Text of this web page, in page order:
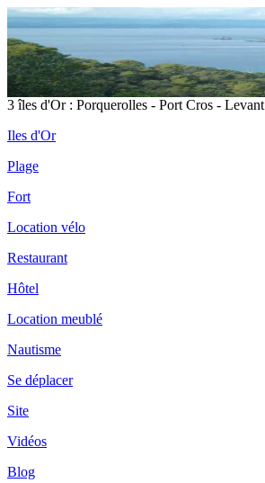
3 îles d'Or : Porquerolles - Port Cros - Levant
Iles d'Or
Plage
Fort
Location vélo
Restaurant
Hôtel
Location meublé
Nautisme
Se déplacer
Site
Vidéos
Blog